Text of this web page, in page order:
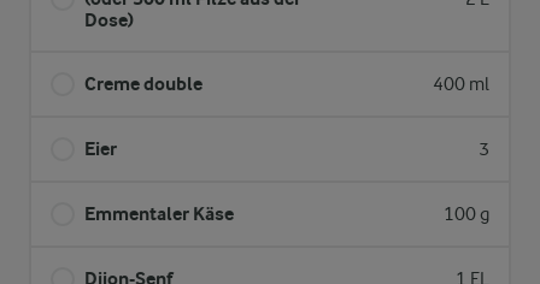
Dose)
Creme double 400 ml
Eier 3
Emmentaler Käse 100 g
Dijon-Senf 1 EL